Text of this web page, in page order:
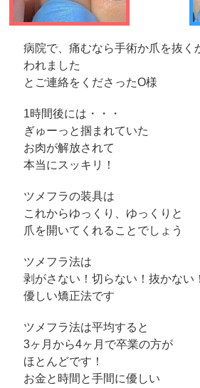
病院で、痛むなら手術か爪を抜く
われました
とご連絡をくださったO様
1時間後には・・・
ぎゅーっと掴まれていた
お肉が解放されて
本当にスッキリ！
ツメフラの装具は
これからゆっくり、ゆっくりと
爪を開いてくれることでしょう
ツメフラ法は
剥がさない！切らない！抜かない！
優しい矯正法です
ツメフラ法は平均すると
3ヶ月から4ヶ月で卒業の方が
ほとんどです！
お金と時間と手間に優しい